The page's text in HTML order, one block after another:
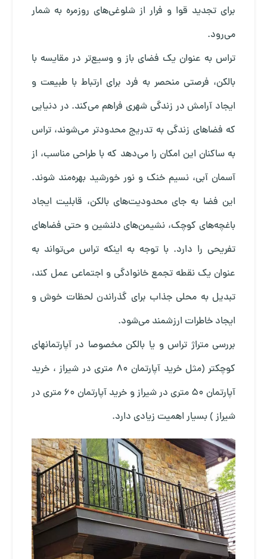
برای تجدید قوا و فرار از شلوغی‌های روزمره به شمار
می‌رود.
تراس به عنوان یک فضای باز و وسیع‌تر در مقایسه با
بالکن، فرصتی منحصر به فرد برای ارتباط با طبیعت و
ایجاد آرامش در زندگی شهری فراهم می‌کند. در دنیایی
که فضاهای زندگی به تدریج محدودتر می‌شوند، تراس
به ساکنان این امکان را می‌دهد که با طراحی مناسب، از
آسمان آبی، نسیم خنک و نور خورشید بهره‌مند شوند.
این فضا به جای محدودیت‌های بالکن، قابلیت ایجاد
باغچه‌های کوچک، نشیمن‌های دلنشین و حتی فضاهای
تفریحی را دارد. با توجه به اینکه تراس می‌تواند به
عنوان یک نقطه تجمع خانوادگی و اجتماعی عمل کند،
تبدیل به محلی جذاب برای گذراندن لحظات خوش و
ایجاد خاطرات ارزشمند می‌شود.
بررسی متراژ تراس و یا بالکن مخصوصا در آپارتمانهای
کوچکتر (مثلخرید آپارتمان 80 متری در شیراز ،خرید
آپارتمان 50 متری در شیراز
و
خرید آپارتمان 60 متری در
شیراز) بسیار اهمیت زیادی دارد.